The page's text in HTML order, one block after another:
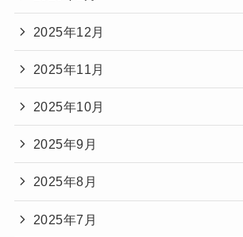
2025年12月
2025年11月
2025年10月
2025年9月
2025年8月
2025年7月